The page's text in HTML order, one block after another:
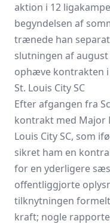
aktion i 12
begyndelsen af
trænede han
slutningen af
ophæve kontrakten
St. Louis City SC
Efter afgangen fra
kontrakt med Major
Louis City SC, som
sikret ham en
for en yderligere
offentliggjorte
tilknytningen
kraft; nogle